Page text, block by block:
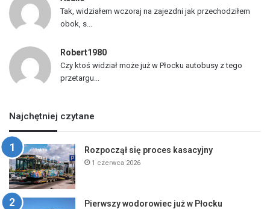
Tak, widziałem wczoraj na zajezdni jak przechodziłem
obok, s...
Robert1980
Czy ktoś widział może już w Płocku autobusy z tego
przetargu...
Najchętniej czytane
Rozpoczął się proces kasacyjny
1 czerwca 2026
Pierwszy wodorowiec już w Płocku